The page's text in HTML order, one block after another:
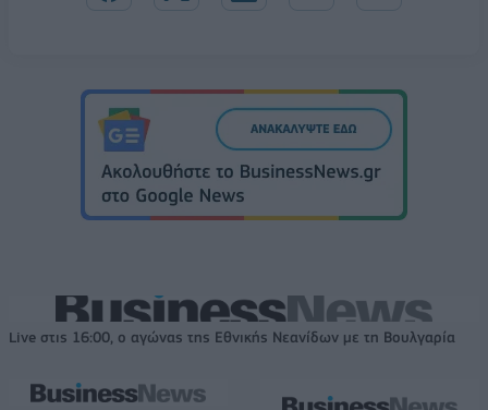
Live στις 16:00, ο αγώνας της Εθνικής Νεανίδων με τη Βουλγαρία